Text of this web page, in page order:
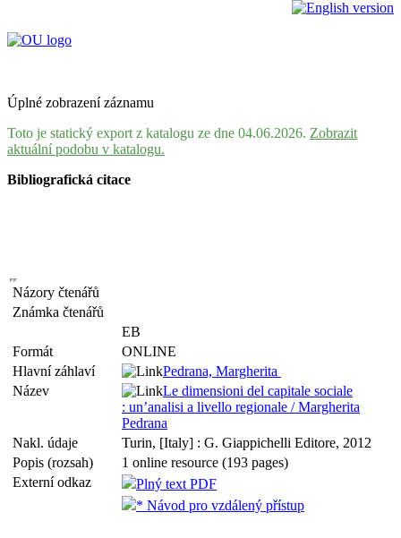
Úplné zobrazení záznamu
Toto je statický export z katalogu ze dne 04.06.2026. Zobrazit
aktuální podobu v katalogu.
Bibliografická citace
Názory čtenářů
Známka čtenářů
EB
Formát
ONLINE
Hlavní záhlaví
Pedrana, Margherita
Název
Le dimensioni del capitale sociale
: un’analisi a livello regionale / Margherita
Pedrana
Nakl. údaje
Turin, [Italy] : G. Giappichelli Editore, 2012
Popis (rozsah)
1 online resource (193 pages)
Externí odkaz
Plný text PDF
* Návod pro vzdálený přístup